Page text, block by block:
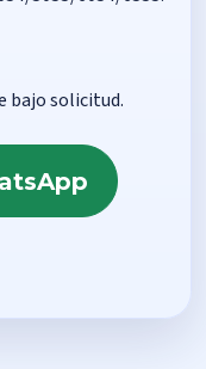
bajo solicitud.